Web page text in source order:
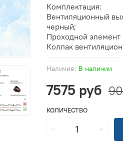
Наличие: В наличии
7575 руб
КОЛИЧЕСТВО
Комплектация:
Вентиляционный
чeрный;
Проходной
Колпак